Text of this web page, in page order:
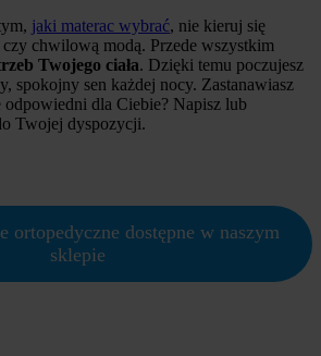
jaki materac wybrać, nie kieruj się
czy chwilową modą. Przede wszystkim
Twojego ciała. Dzięki temu poczujesz
spokojny sen każdej nocy. Zastanawiasz
odpowiedni dla Ciebie? Napisz lub
Twojej dyspozycji.
ortopedyczne dostępne w naszym
sklepie